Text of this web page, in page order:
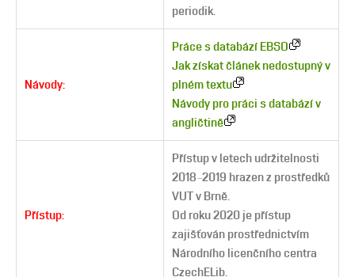
periodik.
Návody:
Práce s databází EBSO
Jak získat článek nedostupný v
plném textu
Návody pro práci s databází v
angličtině
Přístup:
Přístup v letech udržitelnosti
2018–2019 hrazen z prostředků
VUT v Brně.
Od roku 2020 je přístup
zajišťován prostřednictvím
Národního licenčního centra
CzechELib.